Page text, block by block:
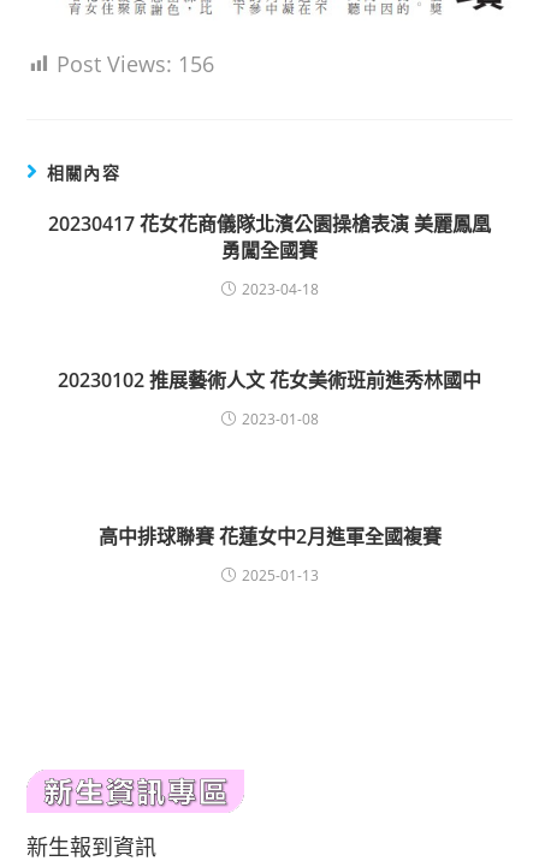
Post Views: 156
相關內容
20230417 花女花商儀隊北濱公園操槍表演 美麗鳳凰
勇闖全國賽
2023-04-18
20230102 推展藝術人文 花女美術班前進秀林國中
2023-01-08
高中排球聯賽 花蓮女中2月進軍全國複賽
2025-01-13
新生報到資訊